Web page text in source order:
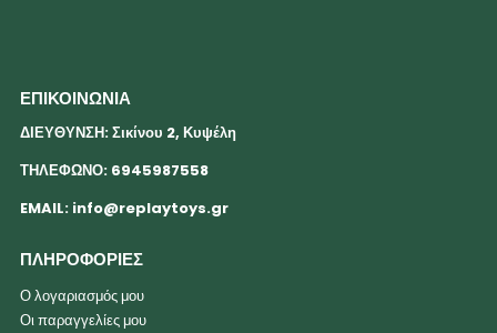
ΕΠΙΚΟΙΝΩΝΙΑ
ΔΙΕΥΘΥΝΣΗ: Σικίνου 2, Κυψέλη
ΤΗΛΕΦΩΝΟ: 6945987558
EMAIL: info@replaytoys.gr
ΠΛΗΡΟΦΟΡΙΕΣ
Ο λογαριασμός μου
Οι παραγγελίες μου